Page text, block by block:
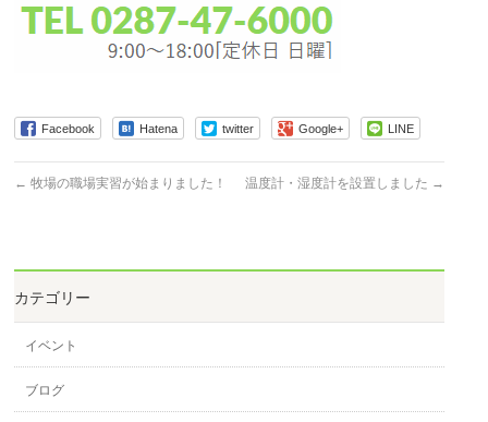
Facebook Hatena twitter Google+ LINE
← 牧場の職場実習が始まりました！ 温度計・湿度計を設置しました →
カテゴリー
イベント
ブログ